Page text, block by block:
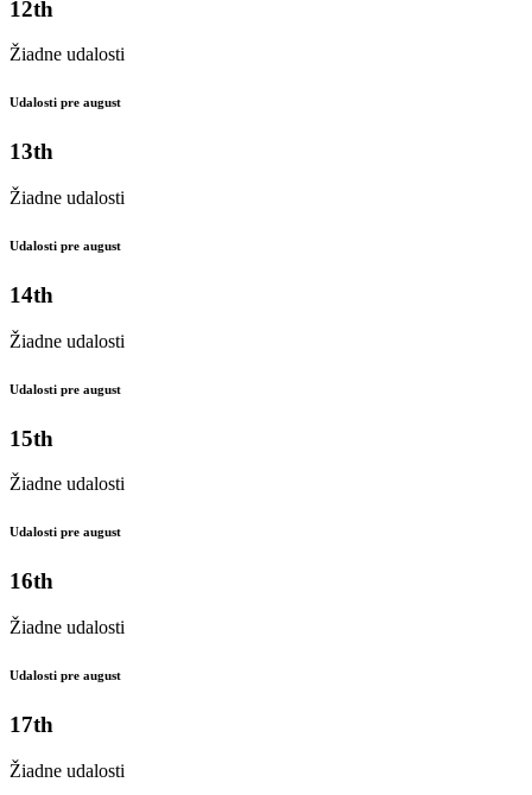
12th
Žiadne udalosti
Udalosti pre august
13th
Žiadne udalosti
Udalosti pre august
14th
Žiadne udalosti
Udalosti pre august
15th
Žiadne udalosti
Udalosti pre august
16th
Žiadne udalosti
Udalosti pre august
17th
Žiadne udalosti